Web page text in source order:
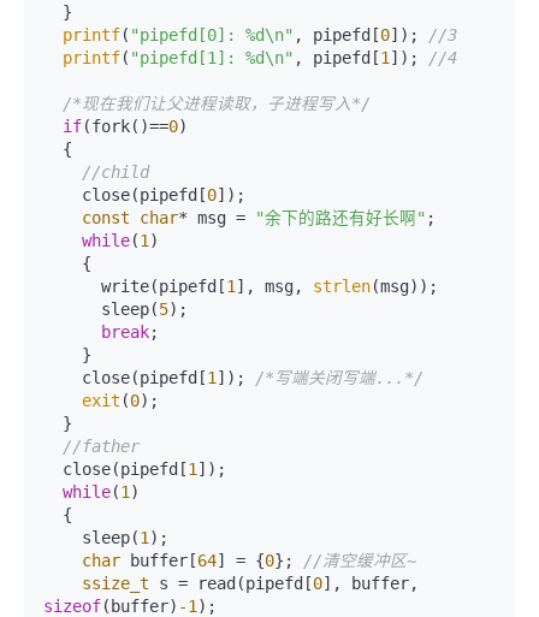
printf( "pipefd[0]: %d\n" , pipefd[0]);
//3
printf( "pipefd[1]: %d\n" , pipefd[1 ]); //4
/*现在我们让父进程读取，子进程写入*/
if(fork()==0)
//child
    close(pipefd[
0]);
const
char* msg = "余下的路还有好长啊" ;
while(1 )
      write(pipefd[
1 ], msg, strlen(msg));
      sleep(
5);
break;
    close(pipefd[
1 ]);
/*写端关闭写端...*/
exit (0);
//father
  close(pipefd[
1 ]);
while(1 )
    sleep(
1 );
char buffer[64] = {0};
//清空缓冲区~
ssize_t s = read(pipefd[0
sizeof(buffer) -1 );